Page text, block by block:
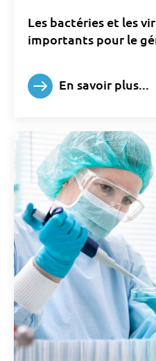
Les bactéries et les
importants pour le
En savoir plus...